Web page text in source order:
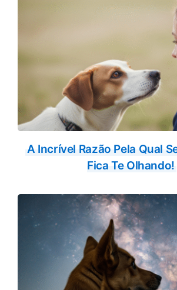
A Incrível Razão Pela Qual
Fica Te Olhando!